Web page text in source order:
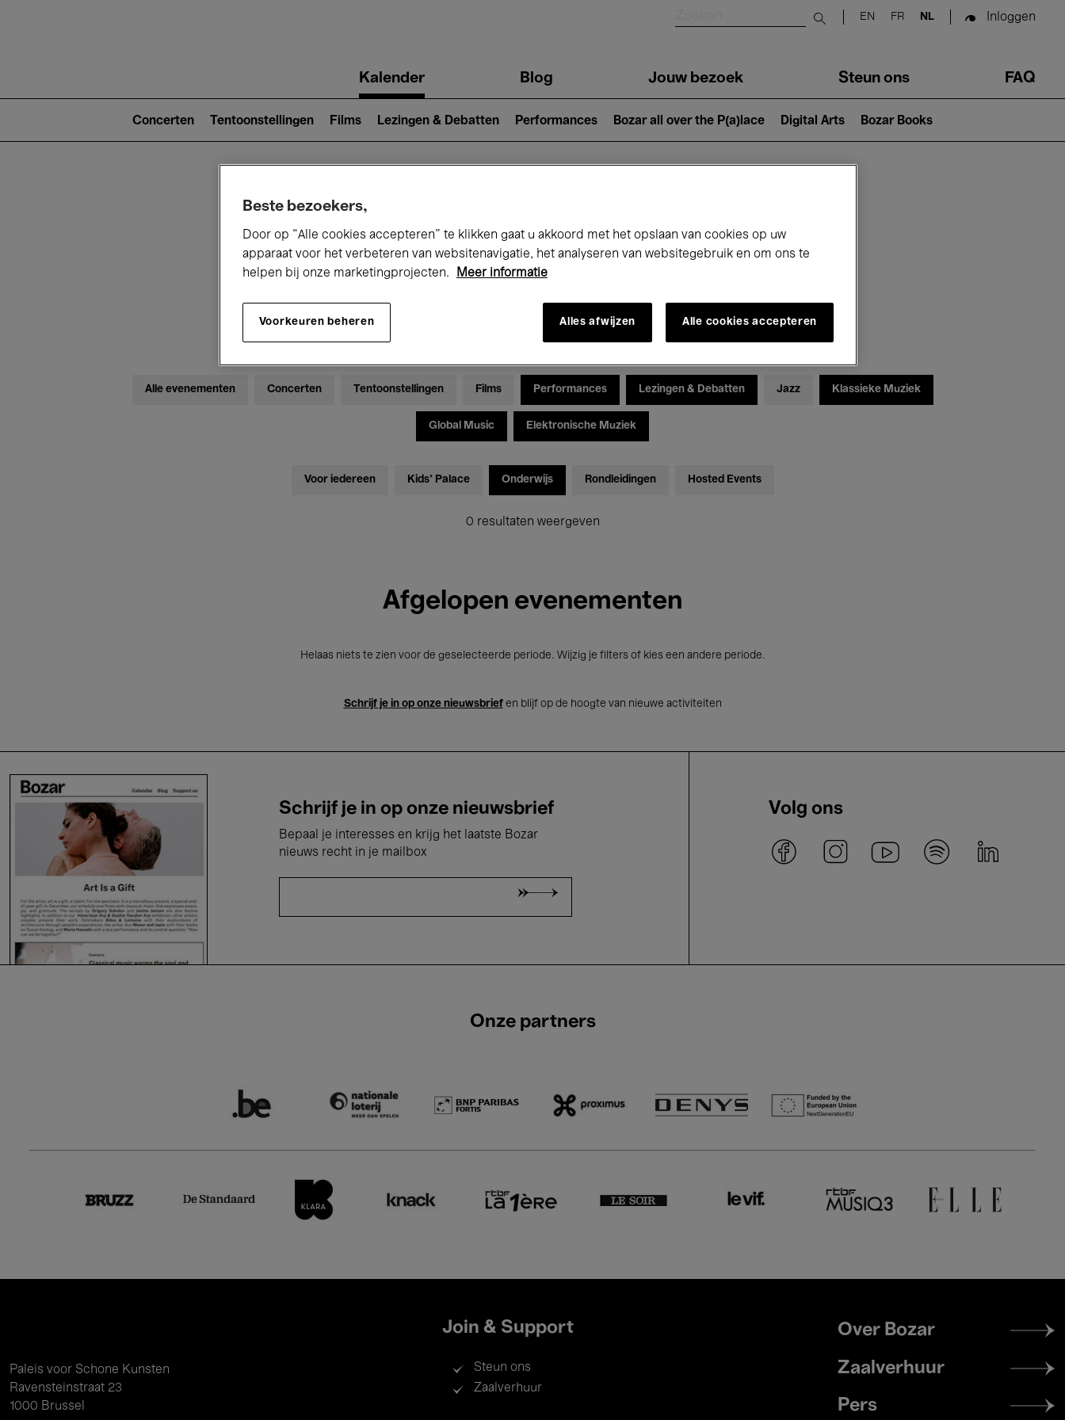
Submit search
EN FR NL Inloggen
navigationKalender Blog Jouw bezoek Steun ons FAQ
2)
Concerten Tentoonstellingen Films Lezingen & Debatten Performances Bozar all over the P(a)lace Digital Arts Bozar Books
Nu bij Bozar
Vrijdag 15 Mei 2026
Alle evenementen Concerten Tentoonstellingen Films Performances Lezingen & Debatten Jazz Klassieke Muziek
Global Music Elektronische Muziek
Voor iedereen Kids’ Palace Onderwijs Rondleidingen Hosted Events
0 resultaten weergeven
Afgelopen evenementen
Helaas niets te zien voor de geselecteerde periode. Wijzig je filters of kies een andere periode.
Schrijf je in op onze nieuwsbriefen blijf op de hoogte van nieuwe activiteiten
Schrijf je in op onze nieuwsbrief
Bepaal je interesses en krijg het laatste Bozar
nieuws recht in je mailbox
Volg ons
Onze partners
Paleis voor Schone Kunsten
Ravensteinstraat 23
1000 Brussel
Join & Support
Steun ons
Zaalverhuur
Footer
menu
Over Bozar
Zaalverhuur
Pers
Beste bezoekers,
Door op “Alle cookies accepteren” te klikken gaat u akkoord met het opslaan van cookies op uw
apparaat voor het verbeteren van websitenavigatie, het analyseren van websitegebruik en om ons te
helpen bij onze marketingprojecten.
Meer informatie
Voorkeuren beheren Alles afwijzen Alle cookies accepteren